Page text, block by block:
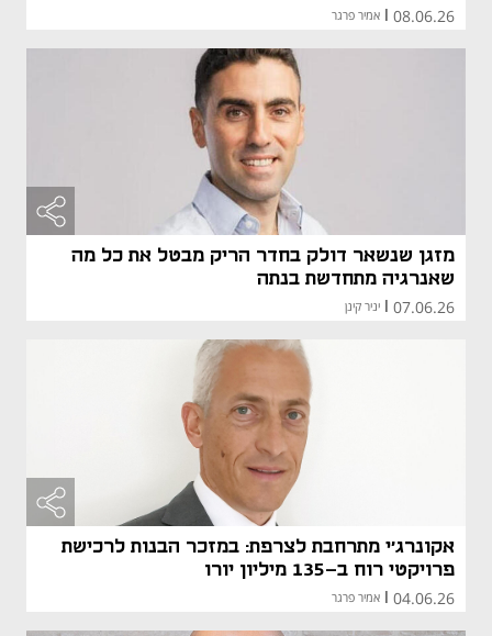
08.06.26 אמיר פרגר
מזגן שנשאר דולק בחדר הריק מבטל את כל מה
שאנרגיה מתחדשת בנתה
07.06.26
| יניר קינן
אקונרג'י מתרחבת לצרפת: במזכר הבנות לרכישת
פרויקטי רוח ב-135 מיליון יורו
04.06.26
| אמיר פרגר